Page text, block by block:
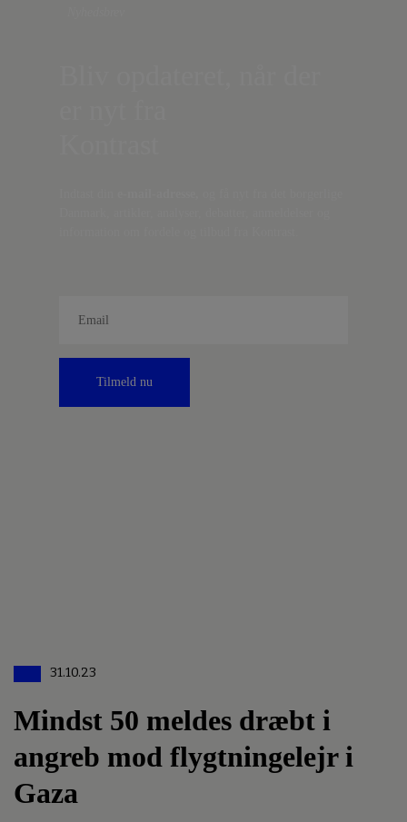
Tilmeld nu
31.10.23
Mindst 50 meldes dræbt i
angreb mod flygtningelejr i
Gaza